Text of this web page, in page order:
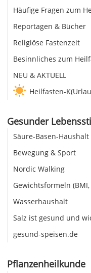
Häufige Fragen zum
Reportagen & Bücher
Religiöse Fastenzeit
Besinnliches zum
NEU & AKTUELL
Heilfasten-
Gesunder
Säure-Basen-Haushalt
Bewegung & Sport
Nordic Walking
Gewichtsformeln (BMI,
Wasserhaushalt
Salz ist gesund und
gesund-speisen.de
Pflanzenheilkunde